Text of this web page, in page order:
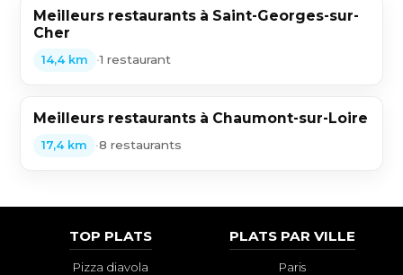
Meilleurs restaurants à Saint-Georges-sur-
Cher
14,4 km •1 restaurant
Meilleurs restaurants à Chaumont-sur-Loire
17,4 km •8 restaurants
TOP PLATS
Pizza diavola
PLATS PAR VILLE
Paris